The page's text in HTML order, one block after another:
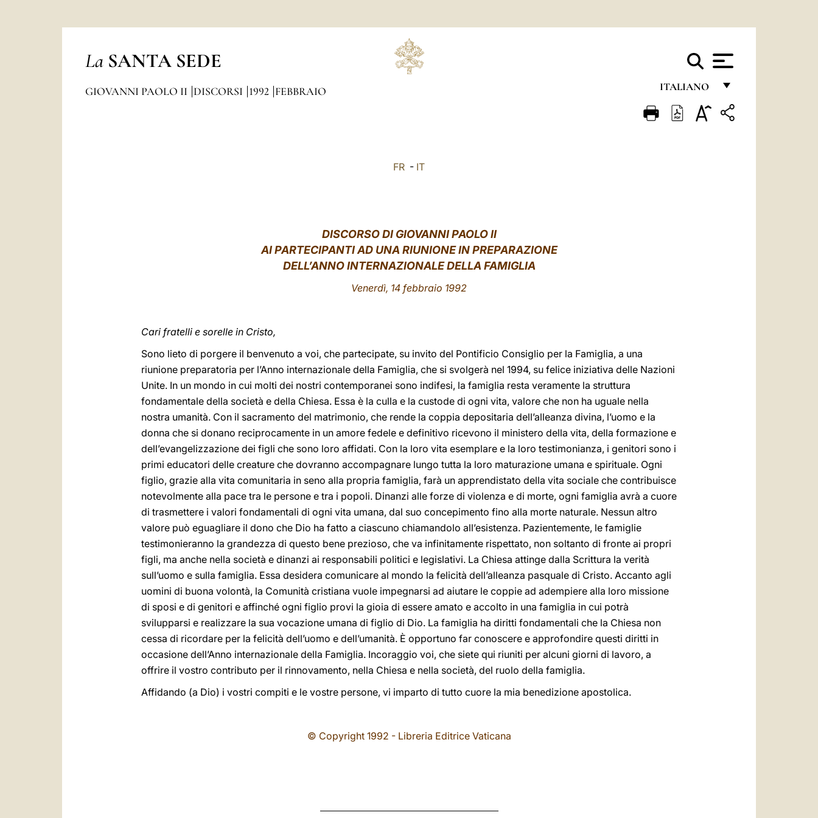
La SANTA SEDE
ITALIANO
FRANÇAIS
GIOVANNI PAOLO II DISCORSI 1992 FEBBRAIO
FR - IT
DISCORSO DI GIOVANNI PAOLO II
AI PARTECIPANTI AD UNA RIUNIONE IN PREPARAZIONE
DELL’ANNO INTERNAZIONALE DELLA FAMIGLIA
Venerdì, 14 febbraio 1992
Cari fratelli e sorelle in Cristo,
Sono lieto di porgere il benvenuto a voi, che partecipate, su invito del Pontificio Consiglio per la Famiglia, a una
riunione preparatoria per l’Anno internazionale della Famiglia, che si svolgerà nel 1994, su felice iniziativa delle Nazioni
Unite. In un mondo in cui molti dei nostri contemporanei sono indifesi, la famiglia resta veramente la struttura
fondamentale della società e della Chiesa. Essa è la culla e la custode di ogni vita, valore che non ha uguale nella
nostra umanità. Con il sacramento del matrimonio, che rende la coppia depositaria dell’alleanza divina, l’uomo e la
donna che si donano reciprocamente in un amore fedele e definitivo ricevono il ministero della vita, della formazione e
dell’evangelizzazione dei figli che sono loro affidati. Con la loro vita esemplare e la loro testimonianza, i genitori sono i
primi educatori delle creature che dovranno accompagnare lungo tutta la loro maturazione umana e spirituale. Ogni
figlio, grazie alla vita comunitaria in seno alla propria famiglia, farà un apprendistato della vita sociale che contribuisce
notevolmente alla pace tra le persone e tra i popoli. Dinanzi alle forze di violenza e di morte, ogni famiglia avrà a cuore
di trasmettere i valori fondamentali di ogni vita umana, dal suo concepimento fino alla morte naturale. Nessun altro
valore può eguagliare il dono che Dio ha fatto a ciascuno chiamandolo all’esistenza. Pazientemente, le famiglie
testimonieranno la grandezza di questo bene prezioso, che va infinitamente rispettato, non soltanto di fronte ai propri
figli, ma anche nella società e dinanzi ai responsabili politici e legislativi. La Chiesa attinge dalla Scrittura la verità
sull’uomo e sulla famiglia. Essa desidera comunicare al mondo la felicità dell’alleanza pasquale di Cristo. Accanto agli
uomini di buona volontà, la Comunità cristiana vuole impegnarsi ad aiutare le coppie ad adempiere alla loro missione
di sposi e di genitori e affinché ogni figlio provi la gioia di essere amato e accolto in una famiglia in cui potrà
svilupparsi e realizzare la sua vocazione umana di figlio di Dio. La famiglia ha diritti fondamentali che la Chiesa non
cessa di ricordare per la felicità dell’uomo e dell’umanità. È opportuno far conoscere e approfondire questi diritti in
occasione dell’Anno internazionale della Famiglia. Incoraggio voi, che siete qui riuniti per alcuni giorni di lavoro, a
offrire il vostro contributo per il rinnovamento, nella Chiesa e nella società, del ruolo della famiglia.
Affidando (a Dio) i vostri compiti e le vostre persone, vi imparto di tutto cuore la mia benedizione apostolica.
© Copyright 1992 - Libreria Editrice Vaticana